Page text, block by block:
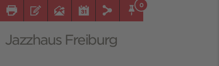
0
Jazzhaus Freiburg